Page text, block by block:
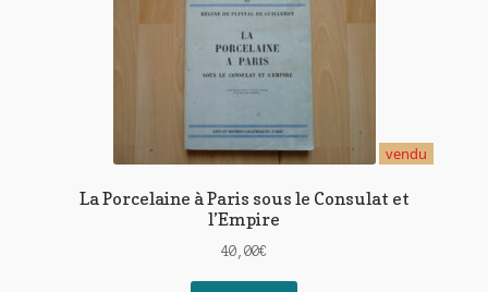
vendu
La Porcelaine à Paris sous le Consulat et
l’Empire
40,00€